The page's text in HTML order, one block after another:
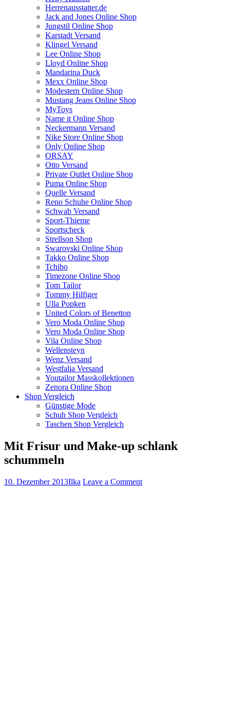
Herrenausstatter.de
Jack and Jones Online Shop
Jungstil Online Shop
Karstadt Versand
Klingel Versand
Lee Online Shop
Lloyd Online Shop
Mandarina Duck
Mexx Online Shop
Modestern Online Shop
Mustang Jeans Online Shop
MyToys
Name it Online Shop
Neckermann Versand
Nike Store Online Shop
Only Online Shop
ORSAY
Otto Versand
Private Outlet Online Shop
Puma Online Shop
Quelle Versand
Reno Schuhe Online Shop
Schwab Versand
Sport-Thieme
Sportscheck
Strellson Shop
Swarovski Online Shop
Takko Online Shop
Tchibo
Timezone Online Shop
Tom Tailor
Tommy Hilfiger
Ulla Popken
United Colors of Benetton
Vero Moda Online Shop
Vero Moda Online Shop
Vila Online Shop
Wellensteyn
Wenz Versand
Westfalia Versand
Youtailor Masskollektionen
Zenora Online Shop
Shop Vergleich
Günstige Mode
Schuh Shop Vergleich
Taschen Shop Vergleich
Mit Frisur und Make-up schlank
schummeln
10. Dezember 2013Ilka Leave a Comment